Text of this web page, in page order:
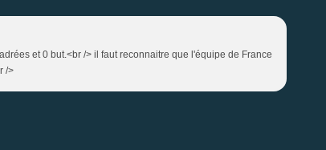
et 0 but.<br /> il faut reconnaitre que l'équipe de France
/>